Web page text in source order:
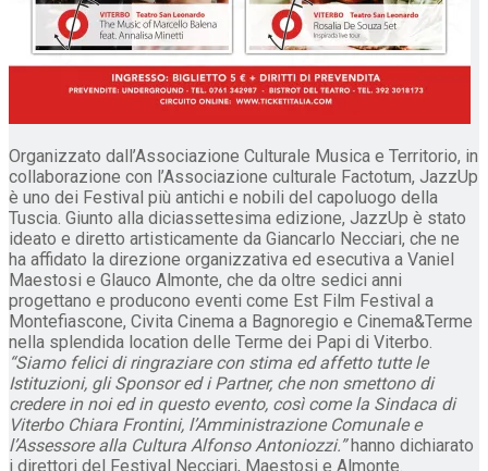
Organizzato dall’Associazione Culturale Musica e Territorio, in
collaborazione con l’Associazione culturale Factotum, JazzUp
è uno dei Festival più antichi e nobili del capoluogo della
Tuscia. Giunto alla diciassettesima edizione, JazzUp è stato
ideato e diretto artisticamente da Giancarlo Necciari, che ne
ha affidato la direzione organizzativa ed esecutiva a Vaniel
Maestosi e Glauco Almonte, che da oltre sedici anni
progettano e producono eventi come Est Film Festival a
Montefiascone, Civita Cinema a Bagnoregio e Cinema&Terme
nella splendida location delle Terme dei Papi di Viterbo.
“Siamo felici di ringraziare con stima ed affetto tutte le
Istituzioni, gli Sponsor ed i Partner, che non smettono di
credere in noi ed in questo evento, così come la Sindaca di
Viterbo Chiara Frontini, l’Amministrazione Comunale e
l’Assessore alla Cultura Alfonso Antoniozzi.”hanno dichiarato
i direttori del Festival Necciari, Maestosi e Almonte.